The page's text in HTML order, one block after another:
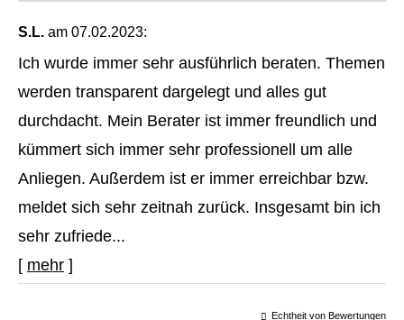
S.L. am 07.02.2023:
Ich wurde immer sehr ausführlich beraten. Themen
werden transparent dargelegt und alles gut
durchdacht. Mein Berater ist immer freundlich und
kümmert sich immer sehr professionell um alle
Anliegen. Außerdem ist er immer erreichbar bzw.
meldet sich sehr zeitnah zurück. Insgesamt bin ich
sehr zufriede...
[ mehr ]
Echtheit von Bewertungen